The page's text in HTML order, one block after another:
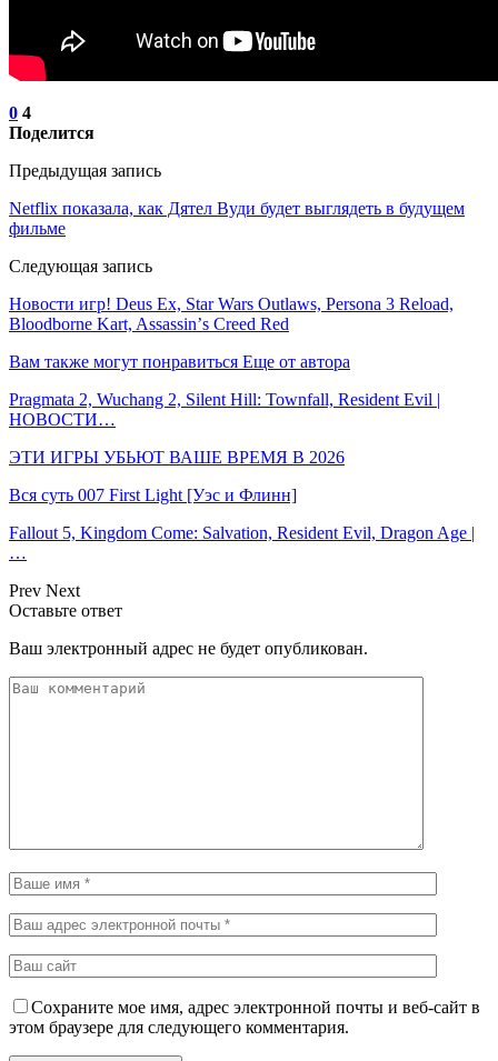
0 4
Поделится
Предыдущая запись
Netflix показала, как Дятел Вуди будет выглядеть в будущем
фильме
Следующая запись
Новости игр! Deus Ex, Star Wars Outlaws, Persona 3 Reload,
Bloodborne Kart, Assassinʼs Creed Red
Вам также могут понравиться Еще от автора
Pragmata 2, Wuchang 2, Silent Hill: Townfall, Resident Evil |
НОВОСТИ…
ЭТИ ИГРЫ УБЬЮТ ВАШЕ ВРЕМЯ В 2026
Вся суть 007 First Light [Уэс и Флинн]
Fallout 5, Kingdom Come: Salvation, Resident Evil, Dragon Age |
…
Prev Next
Оставьте ответ
Ваш электронный адрес не будет опубликован.
Сохраните мое имя, адрес электронной почты и веб-сайт в
этом браузере для следующего комментария.